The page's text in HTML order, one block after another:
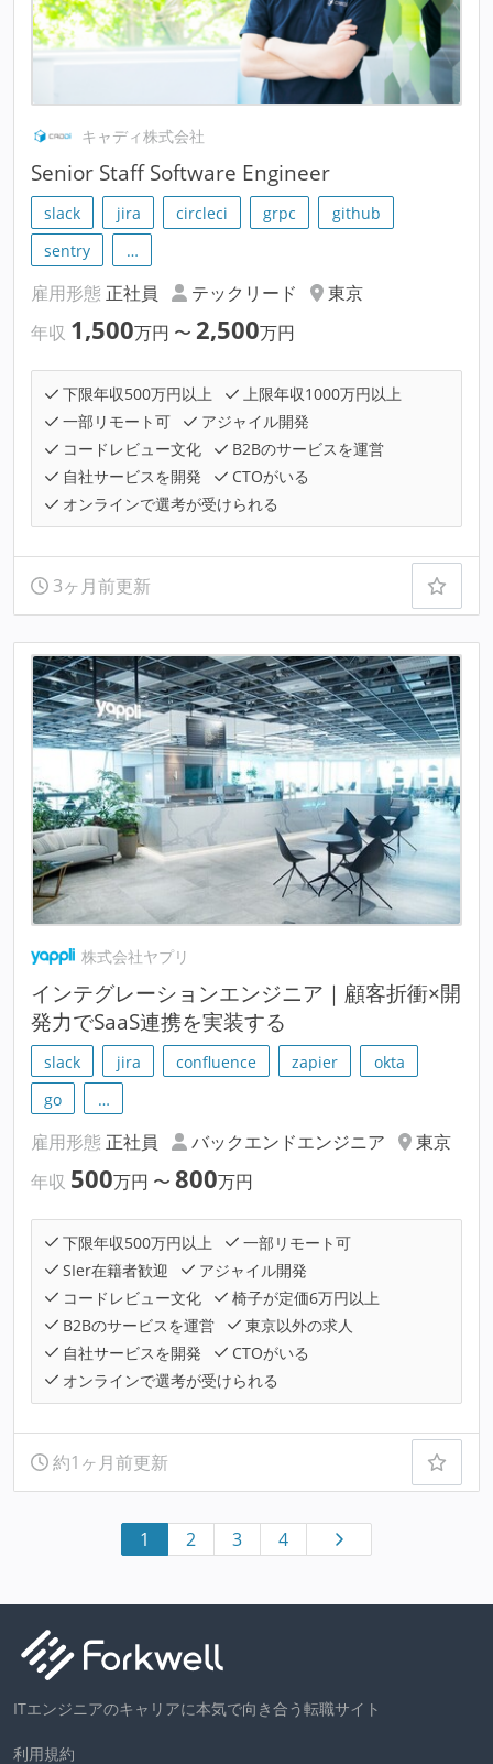
キャディ株式会社
Senior Staff Software Engineer
slack jira circleci grpc
github
sentry
…
雇用形態 正社員 テックリード
東京
年収 1,500万円 〜 2,500万円
下限年収500万円以上
上限年収1000万円以上
一部リモート可
アジャイル開発
コードレビュー文化
B2Bのサービスを運営
自社サービスを開発
CTOがいる
オンラインで選考が受けられる
3ヶ月前更新
株式会社ヤプリ
インテグレーションエンジニア｜顧客折衝×開
発力でSaaS連携を実装する
slack jira confluence zapier
okta
go
…
雇用形態 正社員 バックエンドエンジニア
東京
年収 500万円 〜 800万円
下限年収500万円以上
一部リモート可
SIer在籍者歓迎
アジャイル開発
コードレビュー文化
椅子が定価6万円以上
B2Bのサービスを運営
東京以外の求人
自社サービスを開発
CTOがいる
オンラインで選考が受けられる
約1ヶ月前更新
1 2 3 4
ITエンジニアのキャリアに本気で向き合う転職サイト
利用規約